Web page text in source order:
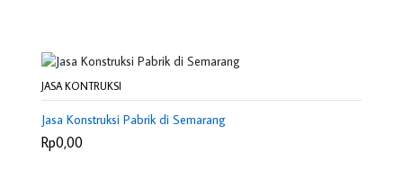
JASA KONTRUKSI
Jasa Konstruksi Pabrik di Semarang
Rp0,00